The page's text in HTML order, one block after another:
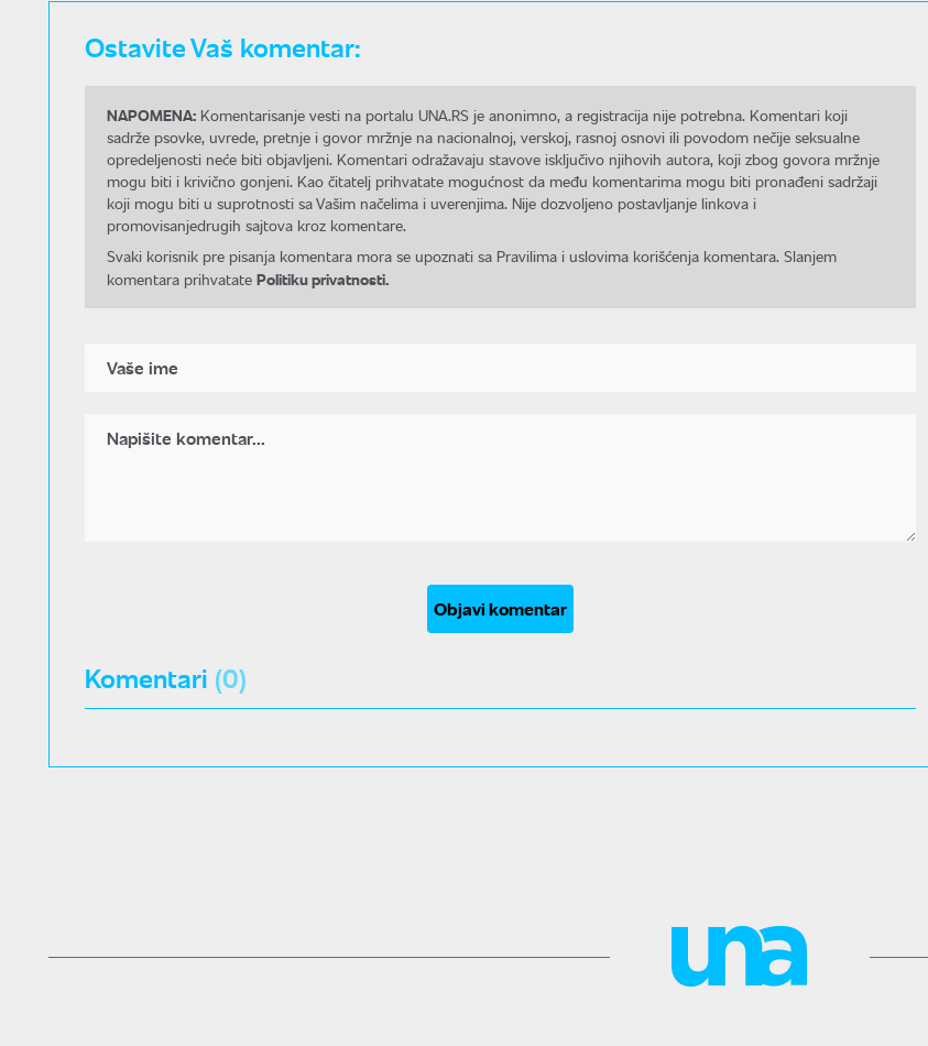
Ostavite Vaš komentar:
NAPOMENA: Komentarisanje vesti na portalu UNA.RS je anonimno, a registracija nije potrebna. Komentari koji
sadrže psovke, uvrede, pretnje i govor mržnje na nacionalnoj, verskoj, rasnoj osnovi ili povodom nečije seksualne
opredeljenosti neće biti objavljeni. Komentari odražavaju stavove isključivo njihovih autora, koji zbog govora mržnje
mogu biti i krivično gonjeni. Kao čitatelj prihvatate mogućnost da među komentarima mogu biti pronađeni sadržaji
koji mogu biti u suprotnosti sa Vašim načelima i uverenjima. Nije dozvoljeno postavljanje linkova i
promovisanjedrugih sajtova kroz komentare.
Svaki korisnik pre pisanja komentara mora se upoznati sa Pravilima i uslovima korišćenja komentara. Slanjem
komentara prihvatate Politiku privatnosti.
Objavi komentar
Komentari (0)